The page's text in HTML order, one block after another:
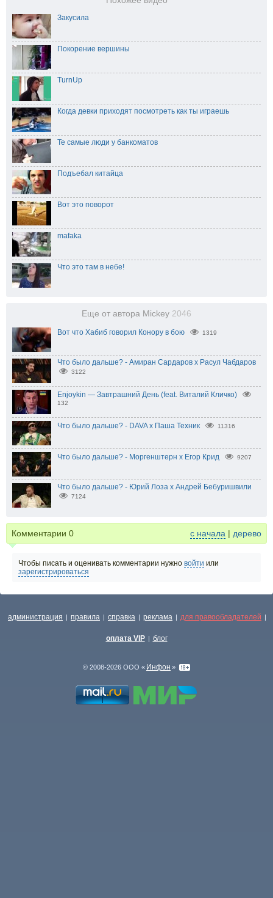
Закусила
Покорение вершины
TurnUp
Когда девки приходят посмотреть как ты играешь
Те самые люди у банкоматов
Подъебал китайца
Вот это поворот
mafaka
Что это там в небе!
Еще от автора Mickey 2046
Вот что Хабиб говорил Конору в бою 1319
Что было дальше? - Амиран Сардаров х Расул Чабдаров
3122
Enjoykin — Завтрашний День (feat. Виталий Кличко)
132
Что было дальше? - DAVA х Паша Техник 11316
Что было дальше? - Моргенштерн x Егор Крид 9207
Что было дальше? - Юрий Лоза х Андрей Бебуришвили
7124
Комментарии 0 с начала | дерево
Чтобы писать и оценивать комментарии нужно войти или
зарегистрироваться
администрация | правила | справка | реклама | для правообладателей |
оплата VIP | блог
© 2008-2026 ООО « Инфон »